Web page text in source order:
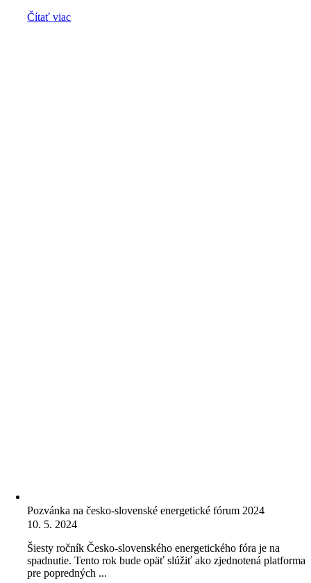
Čítať viac
Pozvánka na česko-slovenské energetické fórum 2024
10. 5. 2024
Šiesty ročník Česko-slovenského energetického fóra je na
spadnutie. Tento rok bude opäť slúžiť ako zjednotená platforma
pre popredných ...